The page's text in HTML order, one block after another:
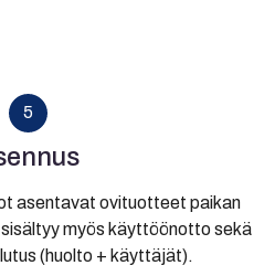
5
asentavat ovituotteet paikan
myös käyttöönotto sekä
(huolto + käyttäjät).